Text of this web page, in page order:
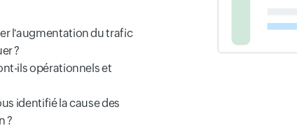
l'augmentation du trafic
?
ils opérationnels et
identifié la cause des
?